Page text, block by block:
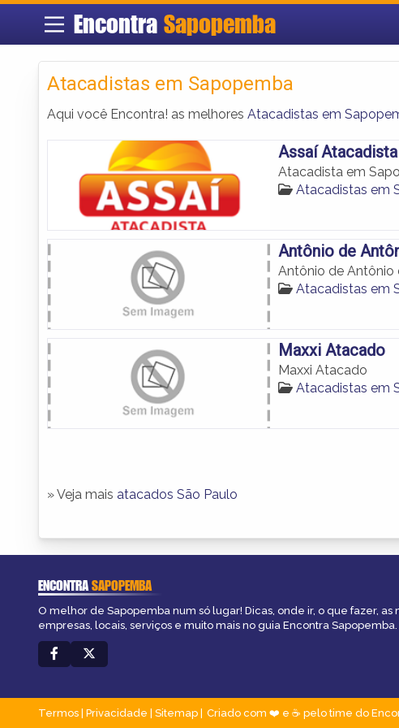
Encontra Sapopemba
Atacadistas em Sapopemba
Aqui você Encontra! as melhores Atacadistas em
Assaí Atacadista
Atacadista em
Atacadistas em
Antônio de
Antônio de Antônio
Atacadistas em
Maxxi Atacado
Maxxi Atacado
Atacadistas em
» Veja mais atacados São Paulo
ENCONTRASAPOPEMBA
O melhor de Sapopemba num só lugar! Dicas, onde ir, o que fazer, as
empresas, locais, serviços e muito mais no guia Encontra Sapopemba.
Termos Privacidade Sitemap Criado com ❤️ e ☕ pelo time do